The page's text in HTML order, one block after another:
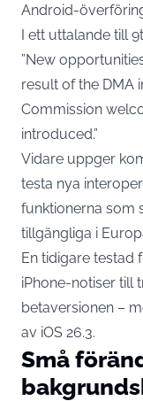
Android-
I ett uttalande till
”New
result of the DMA
Commission
introduced.”
Vidare uppger
testa nya
funktionerna som
tillgängliga i
En tidigare testad
iPhone-notiser till
betaversionen –
av iOS 26.3.
Små